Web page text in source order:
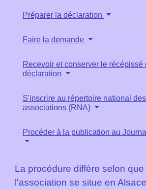
Préparer la déclaration
Faire la demande
Recevoir et conserver le récépissé
déclaration
S'inscrire au répertoire national des
associations (RNA)
Procéder à la publication au
La procédure diffère selon
l'association se situe en